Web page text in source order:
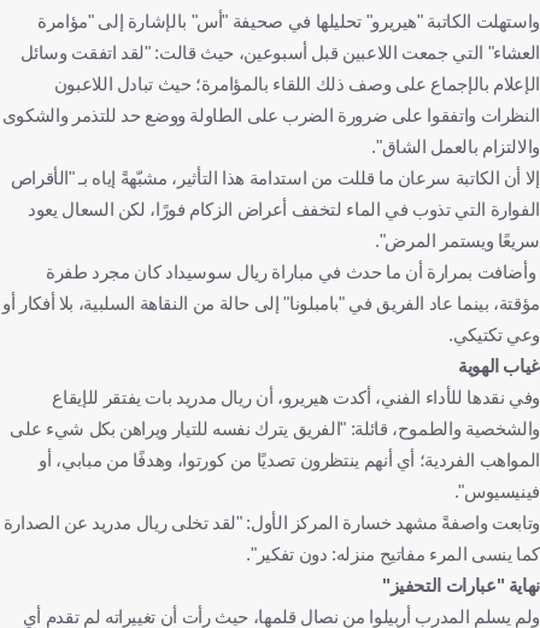
واستهلت الكاتبة "هيريرو" تحليلها في صحيفة "أس" بالإشارة إلى "مؤامرة
العشاء" التي جمعت اللاعبين قبل أسبوعين، حيث قالت: "لقد اتفقت وسائل
الإعلام بالإجماع على وصف ذلك اللقاء بالمؤامرة؛ حيث تبادل اللاعبون
النظرات واتفقوا على ضرورة الضرب على الطاولة ووضع حد للتذمر والشكوى
والالتزام بالعمل الشاق".
إلا أن الكاتبة سرعان ما قللت من استدامة هذا التأثير، مشبّهةً إياه بـ "الأقراص
الفوارة التي تذوب في الماء لتخفف أعراض الزكام فورًا، لكن السعال يعود
سريعًا ويستمر المرض".
وأضافت بمرارة أن ما حدث في مباراة ريال سوسيداد كان مجرد طفرة
مؤقتة، بينما عاد الفريق في "بامبلونا" إلى حالة من النقاهة السلبية، بلا أفكار أو
وعي تكتيكي.
غياب الهوية
وفي نقدها للأداء الفني، أكدت هيريرو، أن ريال مدريد بات يفتقر للإيقاع
والشخصية والطموح، قائلة: "الفريق يترك نفسه للتيار ويراهن بكل شيء على
المواهب الفردية؛ أي أنهم ينتظرون تصديًا من كورتوا، وهدفًا من مبابي، أو
فينيسيوس".
وتابعت واصفةً مشهد خسارة المركز الأول: "لقد تخلى ريال مدريد عن الصدارة
كما ينسى المرء مفاتيح منزله: دون تفكير".
نهاية "عبارات التحفيز"
ولم يسلم المدرب أربيلوا من نصال قلمها، حيث رأت أن تغييراته لم تقدم أي